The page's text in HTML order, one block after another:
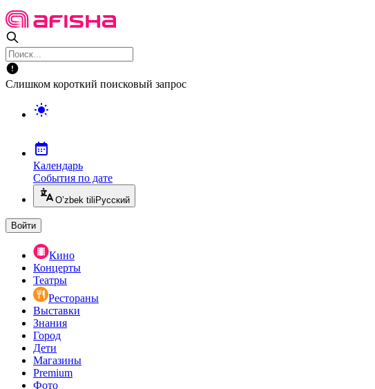
Слишком короткий поисковый запрос
Календарь
События по дате
O’zbek tili Русский
Войти
Кино
Концерты
Театры
Рестораны
Выставки
Знания
Город
Дети
Магазины
Premium
Фото